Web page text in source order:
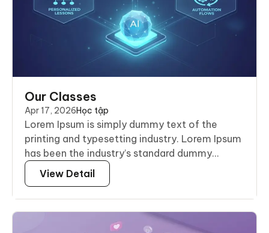
Our Classes
Apr 17, 2026Học tập
Lorem Ipsum is simply dummy text of the
printing and typesetting industry. Lorem Ipsum
has been the industry’s standard dummy...
View Detail